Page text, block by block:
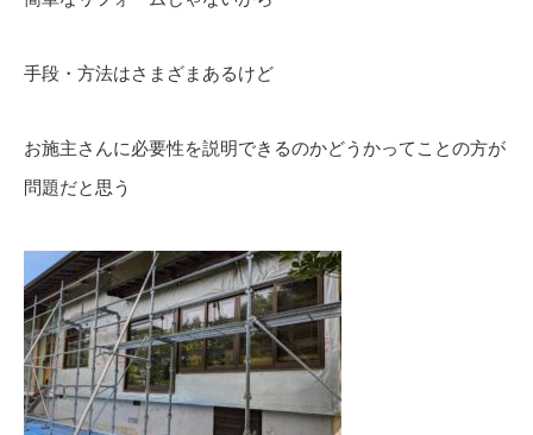
手段・方法はさまざまあるけど
お施主さんに必要性を説明できるのかどうかってことの方が
問題だと思う